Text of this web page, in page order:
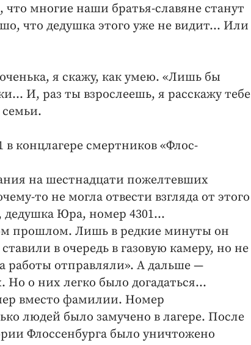
многие наши братья-славяне станут
что дедушка этого уже не видит… Или
я скажу, как умею. «Лишь бы
И, раз ты взрослеешь, я расскажу тебе
концлагере смертников «Флос-
на шестнадцати пожелтевших
то не могла отвести взгляда от этого
Юра, номер 4301…
прошлом. Лишь в редкие минуты он
в очередь в газовую камеру, но не
отправляли». А дальше —
Но о них легко было догадаться…
вместо фамилии. Номер
людей было замучено в лагере. После
Флоссенбурга было уничтожено